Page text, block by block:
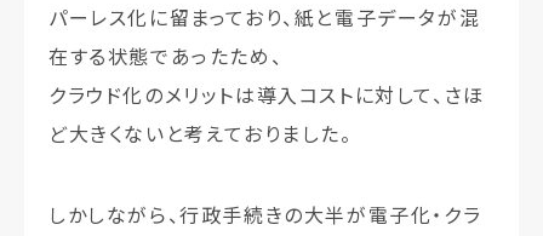
パーレス化に留まっており、紙と電子データが混
在する状態であったため、
クラウド化のメリットは導入コストに対して、さほ
ど大きくないと考えておりました。
しかしながら、行政手続きの大半が電子化・クラ